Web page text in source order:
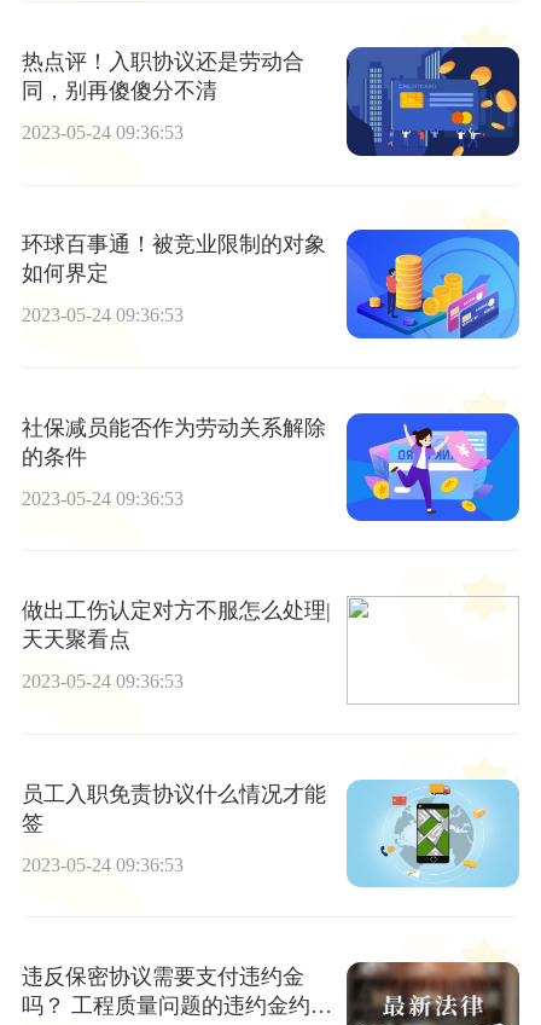
热点评！入职协议还是劳动合
同，别再傻傻分不清
2023-05-24 09:36:53
环球百事通！被竞业限制的对象
如何界定
2023-05-24 09:36:53
社保减员能否作为劳动关系解除
的条件
2023-05-24 09:36:53
做出工伤认定对方不服怎么处理|
天天聚看点
2023-05-24 09:36:53
员工入职免责协议什么情况才能
签
2023-05-24 09:36:53
违反保密协议需要支付违约金
吗？ 工程质量问题的违约金约定